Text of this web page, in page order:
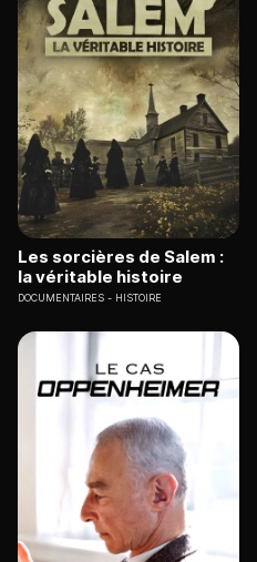
Les sorcières de Salem :
la véritable histoire
DOCUMENTAIRES HISTOIRE